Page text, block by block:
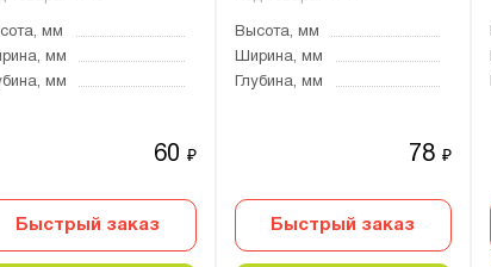
мм
мм
мм
60 ₽
Быстрый заказ
Высота, мм
Ширина, мм
Глубина, мм
78₽
Быстрый заказ